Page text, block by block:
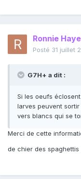
Ronnie
Posté 31 juillet
G7H+ a dit :
Si les oeufs
larves peuvent
vers blancs qui se
Merci de cette
de chier des